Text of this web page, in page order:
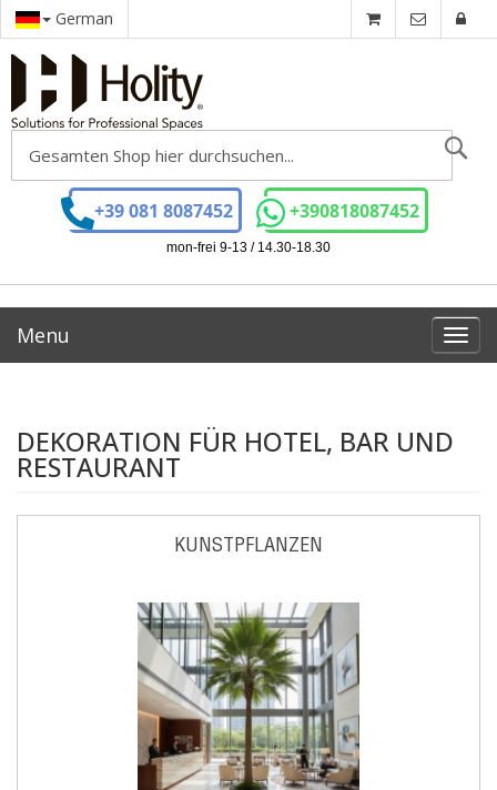
German
+39 081 8087452 +390818087452
mon-frei 9-13 / 14.30-18.30
Menu
DEKORATION FÜR HOTEL, BAR UND
RESTAURANT
KUNSTPFLANZEN